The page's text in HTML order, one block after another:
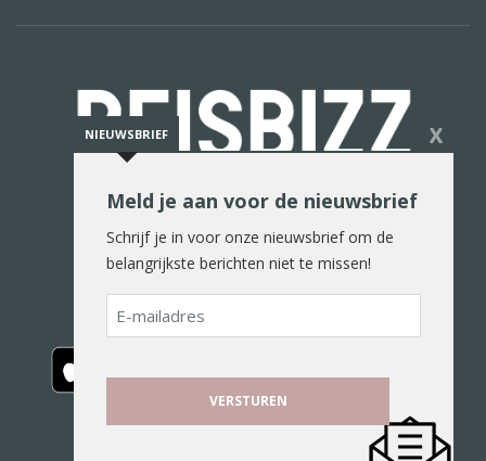
De reiswereld in woord en beeld
NIEUWSBRIEF X
Meld je aan voor de nieuwsbrief
Schrijf je in voor onze nieuwsbrief om de
belangrijkste berichten niet te missen!
E-
mailadres